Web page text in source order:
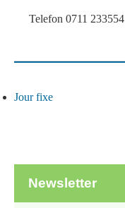
Telefon 0711 233554
Jour fixe
Newsletter